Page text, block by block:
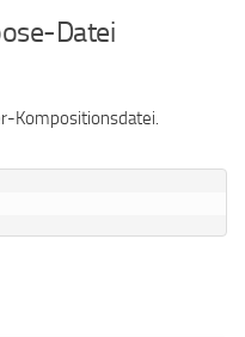
Datei
Kompositionsdatei.